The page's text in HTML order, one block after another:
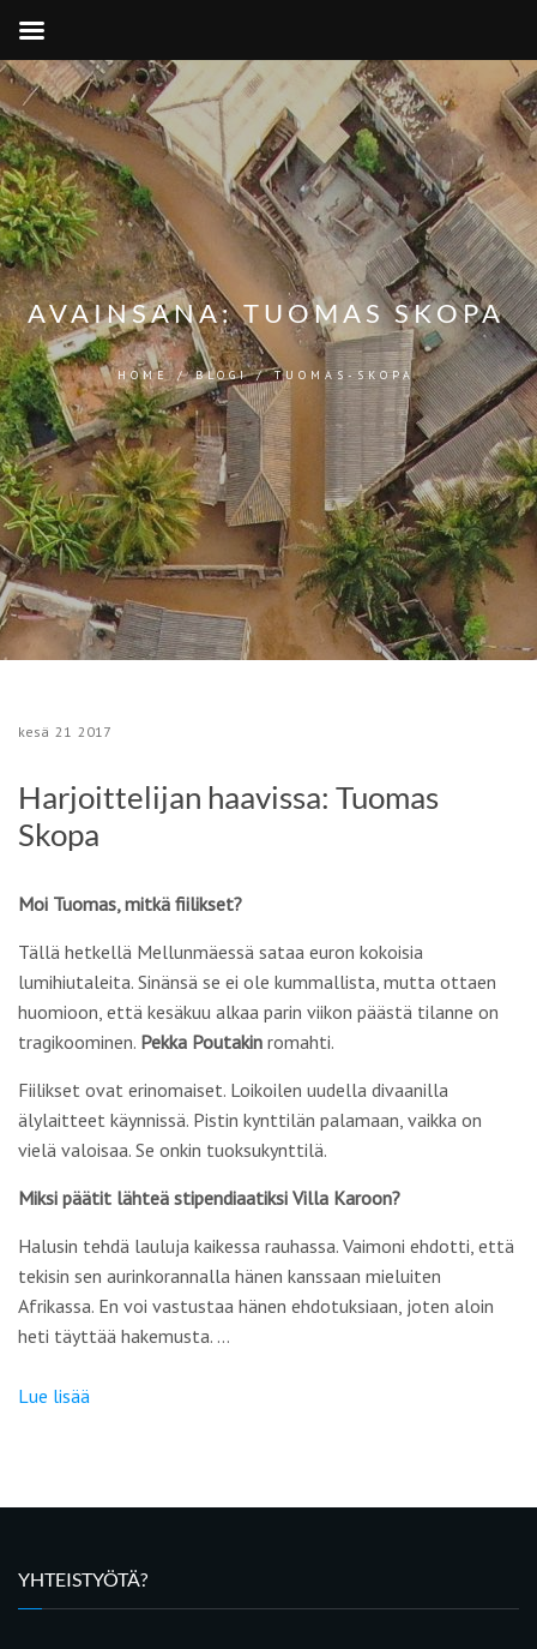
AVAINSANA:TUOMAS SKOPA
HOME /BLOGI/TUOMAS-SKOPA
kesä 21 2017
Harjoittelijan haavissa: Tuomas
Skopa
Moi Tuomas, mitkä fiilikset?
Tällä hetkellä Mellunmäessä sataa euron kokoisia
lumihiutaleita. Sinänsä se ei ole kummallista, mutta ottaen
huomioon, että kesäkuu alkaa parin viikon päästä tilanne on
tragikoominen. Pekka Poutakin romahti.
Fiilikset ovat erinomaiset. Loikoilen uudella divaanilla
älylaitteet käynnissä. Pistin kynttilän palamaan, vaikka on
vielä valoisaa. Se onkin tuoksukynttilä.
Miksi päätit lähteä stipendiaatiksi Villa Karoon?
Halusin tehdä lauluja kaikessa rauhassa. Vaimoni ehdotti, että
tekisin sen aurinkorannalla hänen kanssaan mieluiten
Afrikassa. En voi vastustaa hänen ehdotuksiaan, joten aloin
heti täyttää hakemusta. …
Lue lisää
YHTEISTYÖTÄ?